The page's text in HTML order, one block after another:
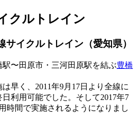
クルトレイン
イクルトレイン（愛知県）
〜田原市・三河田原駅を結ぶ豊橋
早く、2011年9月17日より全線に
利用可能でした。そして2017年7
時間で実施されるようになりまし